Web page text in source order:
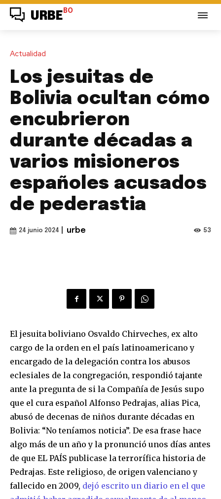
URBE BO
Actualidad
Los jesuitas de
Bolivia ocultan cómo
encubrieron
durante décadas a
varios misioneros
españoles acusados
de pederastia
24 junio 2024 urbe 53
El jesuita boliviano Osvaldo Chirveches, ex alto
cargo de la orden en el país latinoamericano y
encargado de la delegación contra los abusos
eclesiales de la congregación, respondió tajante
ante la pregunta de si la Compañía de Jesús supo
que el cura español Alfonso Pedrajas, alias Pica,
abusó de decenas de niños durante décadas en
Bolivia: “No teníamos noticia”. De esa frase hace
algo más de un año y la pronunció unos días antes
de que EL PAÍS publicase la terrorífica historia de
Pedrajas. Este religioso, de origen valenciano y
fallecido en 2009, dejó escrito un diario en el que